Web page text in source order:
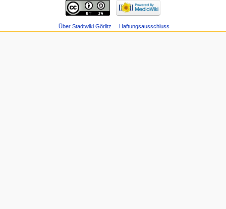
Über Stadtwiki Görlitz Haftungsausschluss